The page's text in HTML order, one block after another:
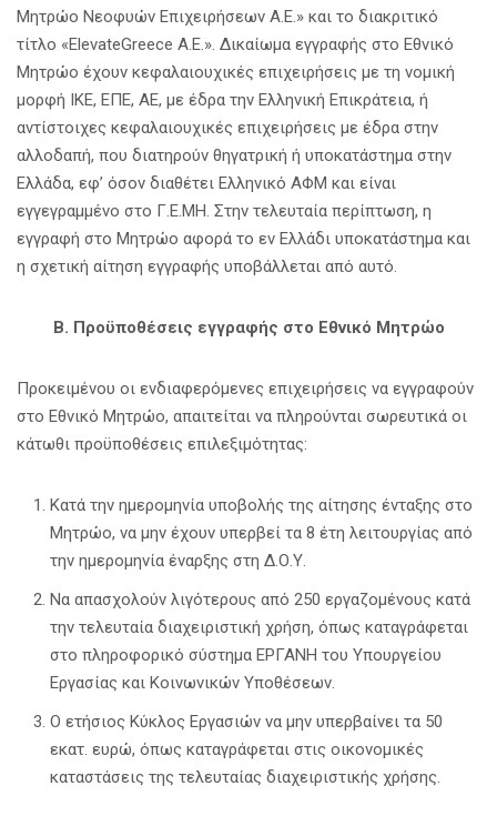
Μητρώο Νεοφυών Επιχειρήσεων Α.Ε.» και το διακριτικό
τίτλο «ElevateGreece A.E.». Δικαίωμα εγγραφής στο Εθνικό
Μητρώο έχουν κεφαλαιουχικές επιχειρήσεις με τη νομική
μορφή ΙΚΕ, ΕΠΕ, ΑΕ, με έδρα την Ελληνική Επικράτεια, ή
αντίστοιχες κεφαλαιουχικές επιχειρήσεις με έδρα στην
αλλοδαπή, που διατηρούν θηγατρική ή υποκατάστημα στην
Ελλάδα, εφ’ όσον διαθέτει Ελληνικό ΑΦΜ και είναι
εγγεγραμμένο στο Γ.Ε.ΜΗ. Στην τελευταία περίπτωση, η
εγγραφή στο Μητρώο αφορά το εν Ελλάδι υποκατάστημα και
η σχετική αίτηση εγγραφής υποβάλλεται από αυτό.
Β. Προϋποθέσεις εγγραφής στο Εθνικό Μητρώο
Προκειμένου οι ενδιαφερόμενες επιχειρήσεις να εγγραφούν
στο Εθνικό Μητρώο, απαιτείται να πληρούνται σωρευτικά οι
κάτωθι προϋποθέσεις επιλεξιμότητας:
Κατά την ημερομηνία υποβολής της αίτησης ένταξης στο
Μητρώο, να μην έχουν υπερβεί τα 8 έτη λειτουργίας από
την ημερομηνία έναρξης στη Δ.Ο.Υ.
Να απασχολούν λιγότερους από 250 εργαζομένους κατά
την τελευταία διαχειριστική χρήση, όπως καταγράφεται
στο πληροφορικό σύστημα ΕΡΓΑΝΗ του Υπουργείου
Εργασίας και Κοινωνικών Υποθέσεων.
Ο ετήσιος Κύκλος Εργασιών να μην υπερβαίνει τα 50
εκατ. ευρώ, όπως καταγράφεται στις οικονομικές
καταστάσεις της τελευταίας διαχειριστικής χρήσης.